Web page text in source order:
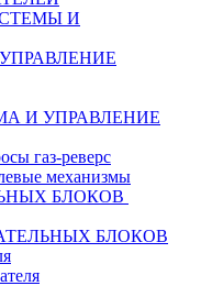
И
И УПРАВЛЕНИЕ
газ-реверс
механизмы
БЛОКОВ
БЛОКОВ